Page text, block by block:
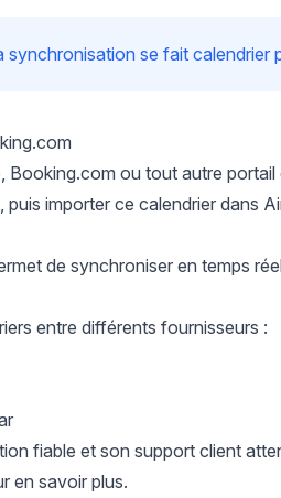
se fait calendrier
ou tout autre
, puis importer ce calendrier dans
de synchroniser en temps
entre différents fournisseurs :
fiable et son support client
en savoir plus.